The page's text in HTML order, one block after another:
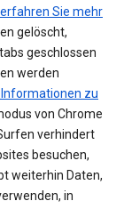
erfahren Sie mehr
gelöscht,
geschlossen
werden
zu
von Chrome
verhindert
besuchen,
weiterhin Daten,
in